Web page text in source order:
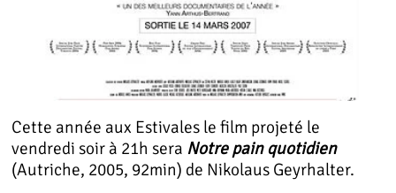
Cette année aux Estivales le film projeté le
vendredi soir à 21h sera Notre pain quotidien
(Autriche, 2005, 92min) de Nikolaus Geyrhalter.